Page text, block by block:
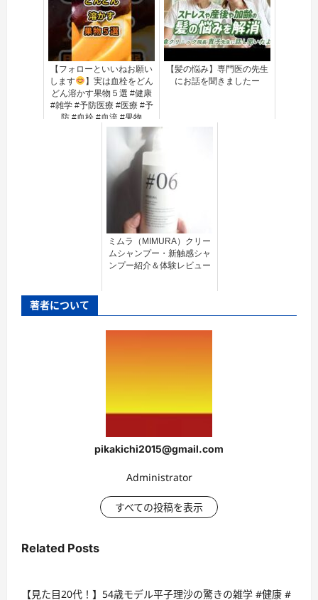
【フォローといいねお願い
します
】実は血栓をどん
どん溶かす果物５選 #健康
#雑学 #予防医療 #医療 #予
防 #血栓 #血流 #果物
【髪の悩み】専門医の先生
にお話を聞きましたー
ミムラ（MIMURA）クリー
ムシャンプー・新触感シャ
ンプー紹介＆体験レビュー
著者について
pikakichi2015@gmail.com
Administrator
すべての投稿を表示
Related Posts
【見た目20代！】54歳モデル平子理沙の驚きの雑学 #健康 #